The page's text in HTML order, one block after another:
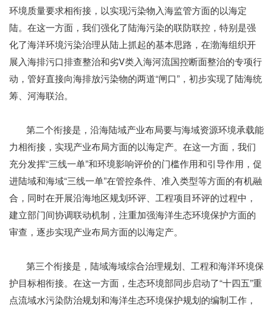
环境质量要求相衔接，以实现污染物入海监管方面的以海定
陆。在这一方面，我们强化了陆海污染的联防联控，特别是强
化了海洋环境污染治理从陆上抓起的基本思路，在渤海组织开
展入海排污口排查整治和劣Ⅴ类入海河流国控断面整治的专项行
动，管好直接向海排放污染物的两道“闸口”，初步实现了陆海统
筹、河海联治。
第二个衔接是，沿海陆域产业布局要与海域资源环境承载能
力相衔接，实现产业布局方面的以海定产。在这一方面，我们
充分发挥“三线一单”和环境影响评价的门槛作用和引导作用，促
进陆域和海域“三线一单”在管控条件、准入类型等方面的有机融
合，同时在开展沿海地区规划环评、工程项目环评的过程中，
建立部门间协调联动机制，注重加强海洋生态环境保护方面的
审查，逐步实现产业布局方面的以海定产。
第三个衔接是，陆域海域综合治理规划、工程和海洋环境保
护目标相衔接。在这一方面，生态环境部同步启动了“十四五”重
点流域水污染防治规划和海洋生态环境保护规划的编制工作，